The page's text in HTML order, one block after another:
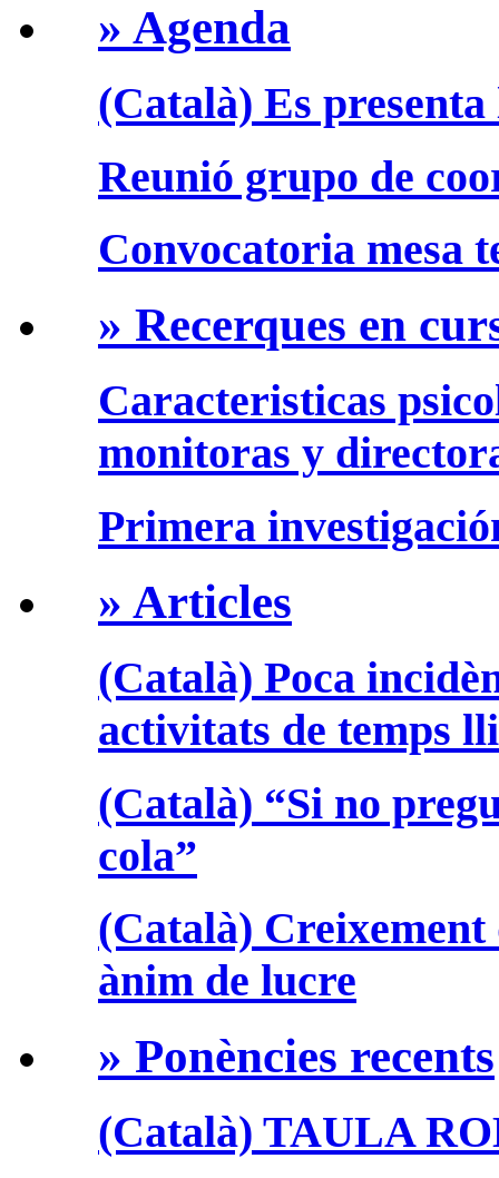
» Agenda
(Català) Es
Reunió grupo de
Convocatoria mesa
» Recerques en
Caracteristicas
monitoras y
Primera
» Articles
(Català) Poca
activitats de temps
(Català) “Si no
cola”
(Català) Creixement
ànim de lucre
» Ponències recents
(Català) TAULA